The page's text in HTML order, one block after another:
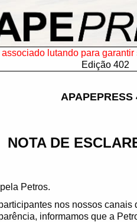
lutando para
Edição 402
APAPEPRESS
NOTA DE
Petros.
nos nossos
informamos que a